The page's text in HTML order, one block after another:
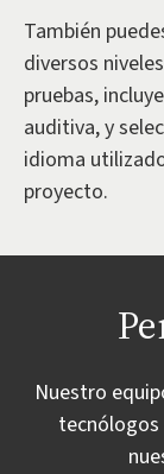
También
diversos
pruebas,
auditiva, y
idioma
proyecto.
Nuestro
tecnólogos